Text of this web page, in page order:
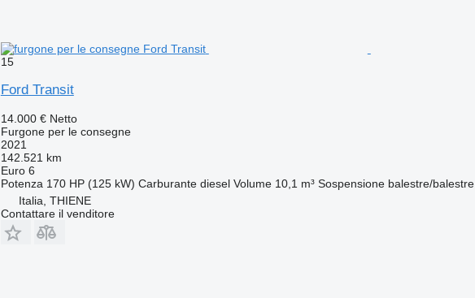
15
Ford Transit
14.000 € Netto
Furgone per le consegne
2021
142.521 km
Euro 6
Potenza 170 HP (125 kW) Carburante diesel Volume 10,1 m³ Sospensione balestre/balestre
Italia, THIENE
Contattare il venditore